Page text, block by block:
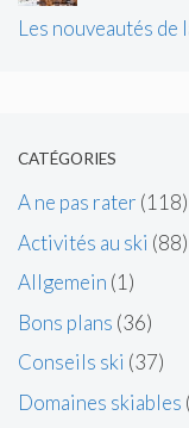
Les nouveautés
CATÉGORIES
A ne pas rater (118)
Activités au ski (88)
Allgemein (1)
Bons plans (36)
Conseils ski (37)
Domaines skiables